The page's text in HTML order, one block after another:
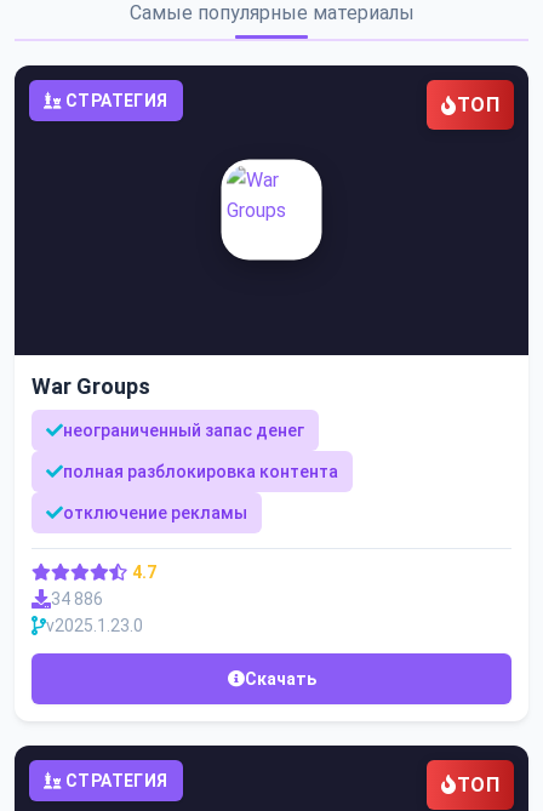
Самые популярные материалы
СТРАТЕГИЯ ТОП
War Groups
неограниченный запас денег
полная разблокировка контента
отключение рекламы
4.7
34 886
v2025.1.23.0
Скачать
СТРАТЕГИЯ ТОП